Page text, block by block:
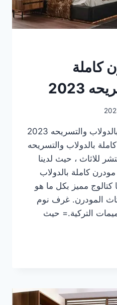
كاملة
2023
غرف نوم مودرن كاملة بالدولاب والتسريحه 2023
بالدولاب والتسريحه
للاثاث ، حيث لدينا
كاملة بالدولاب
2023 ، ولدينا كتالوج مميز بكل ما هو
المودرن. غرف نوم
التركية.= حيث